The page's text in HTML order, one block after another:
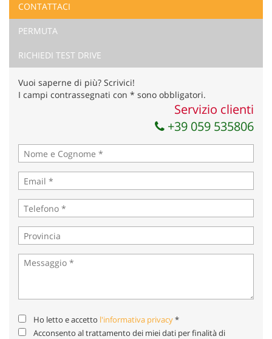
Ho letto e accettol'informativa privacy*
Acconsento al trattamento dei miei dati per finalità di
Invia la tua richiesta
CONTATTACI
PERMUTA
RICHIEDI TEST DRIVE
Vuoi saperne di più? Scrivici!
I campi contrassegnati con * sono obbligatori.
Servizio clienti
+39 059 535806
Ho letto e accetto l'informativa privacy*
Acconsento al trattamento dei miei dati per finalità di